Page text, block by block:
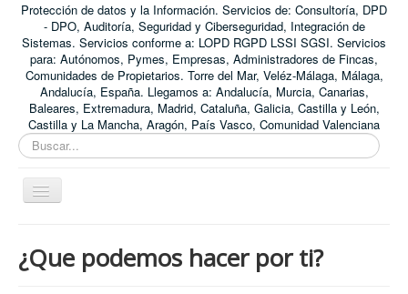
Protección de datos y la Información. Servicios de: Consultoría, DPD
- DPO, Auditoría, Seguridad y Ciberseguridad, Integración de
Sistemas. Servicios conforme a: LOPD RGPD LSSI SGSI. Servicios
para: Autónomos, Pymes, Empresas, Administradores de Fincas,
Comunidades de Propietarios. Torre del Mar, Veléz-Málaga, Málaga,
Andalucía, España. Llegamos a: Andalucía, Murcia, Canarias,
Baleares, Extremadura, Madrid, Cataluña, Galicia, Castilla y León,
Castilla y La Mancha, Aragón, País Vasco, Comunidad Valenciana
Buscar...
Toggle
Navigation
ZONA ABIERTA
¿Que podemos hacer por ti?